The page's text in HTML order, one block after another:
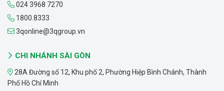
024 3968 7270
1800.8333
3qonline@3qgroup.vn
CHI NHÁNH SÀI GÒN
28A Đường số 12, Khu phố 2, Phường Hiệp Bình Chánh, Thành
Phố Hồ Chí Minh